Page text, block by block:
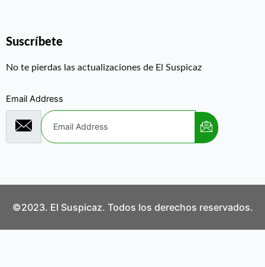
Suscríbete
No te pierdas las actualizaciones de El Suspicaz
Email Address
©2023. El Suspicaz. Todos los derechos reservados.